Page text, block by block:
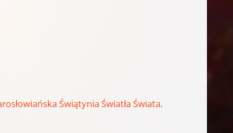
Świątynia Światła Świata,